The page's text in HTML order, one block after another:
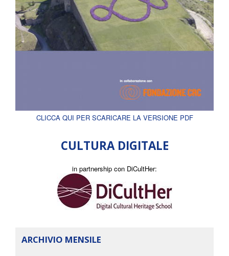
CLICCA QUI PER SCARICARE LA VERSIONE PDF
CULTURA DIGITALE
in partnership con DiCultHer:
ARCHIVIO MENSILE